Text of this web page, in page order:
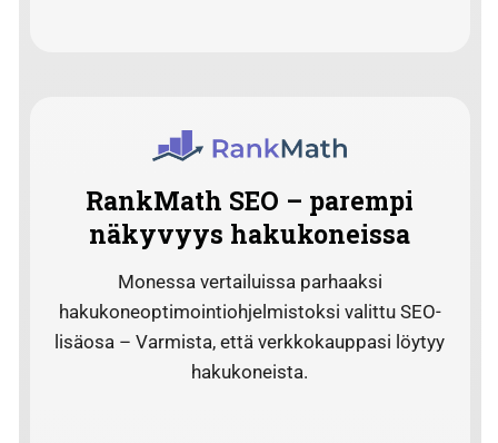
RankMath SEO – parempi
näkyvyys hakukoneissa
Monessa vertailuissa parhaaksi
hakukoneoptimointiohjelmistoksi valittu SEO-
lisäosa – Varmista, että verkkokauppasi löytyy
hakukoneista.